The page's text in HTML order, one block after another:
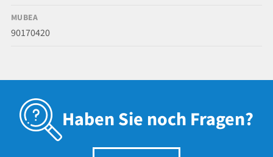
MUBEA
90170420
Haben Sie noch Fragen?